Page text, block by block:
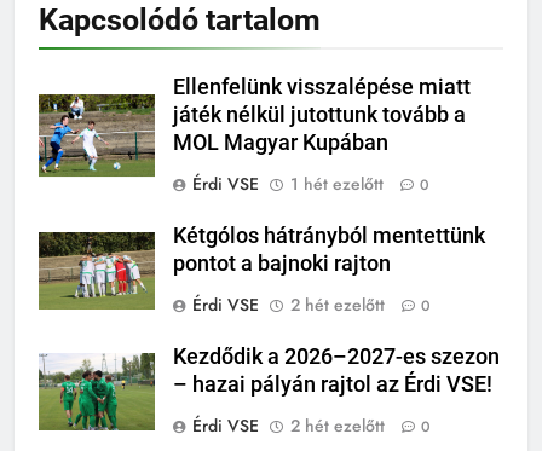
Kapcsolódó tartalom
Ellenfelünk visszalépése miatt
játék nélkül jutottunk tovább a
MOL Magyar Kupában
Érdi VSE
1 hét ezelőtt 0
Kétgólos hátrányból mentettünk
pontot a bajnoki rajton
Érdi VSE
2 hét ezelőtt 0
Kezdődik a 2026–2027-es szezon
– hazai pályán rajtol az Érdi VSE!
Érdi VSE
2 hét ezelőtt 0